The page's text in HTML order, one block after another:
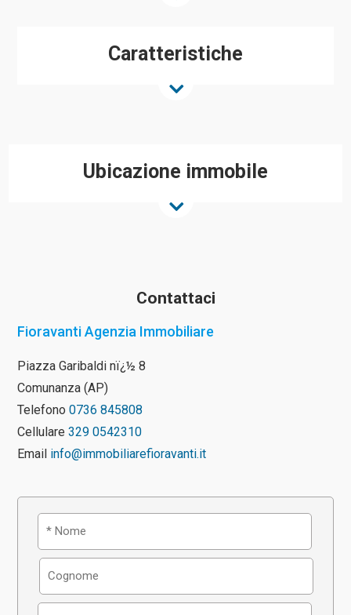
Caratteristiche
Ubicazione immobile
Contattaci
Fioravanti Agenzia Immobiliare
Piazza Garibaldi nï¿½ 8
Comunanza (AP)
Telefono 0736 845808
Cellulare 329 0542310
Email info@immobiliarefioravanti.it